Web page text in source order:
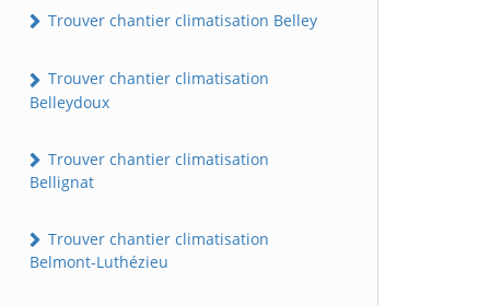
Trouver chantier climatisation Belley
Trouver chantier climatisation
Belleydoux
Trouver chantier climatisation
Bellignat
Trouver chantier climatisation
Belmont-Luthézieu